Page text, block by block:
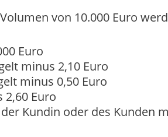
von 10.000 Euro
Euro
minus 2,10 Euro
minus 0,50 Euro
Euro
Kundin oder des Kunden